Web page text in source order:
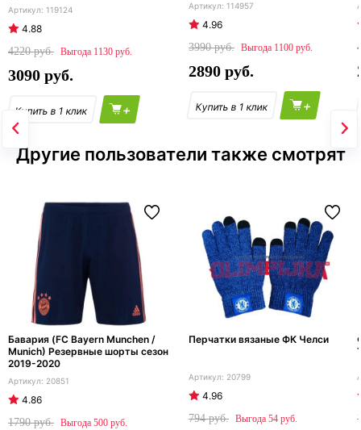
119124
4.88
4220
1130
3090
+
114957
4.96
3990
1100
2890
+
Другие пользователи также смотрят
Бавария (FC Bayern Munchen /
Munich) Резервные шорты сезон
2019-2020
20851
4.86
1790
500
Перчатки вязаные ФК Челси
20799
4.96
794
54